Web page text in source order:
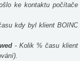
ke kontaktu počítače
kdy byl klient BOINC
- Kolik % času klient